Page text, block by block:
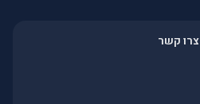
צרו קשר